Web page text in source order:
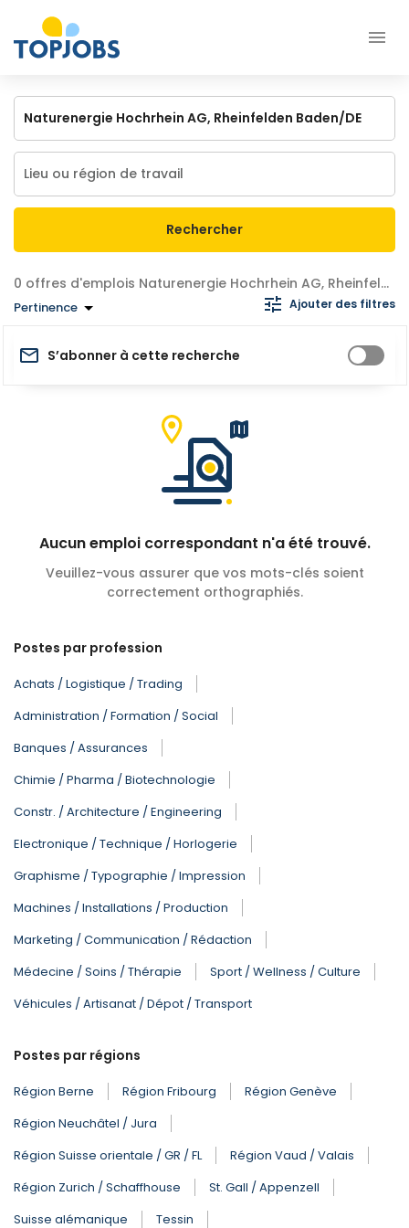
Rechercher
offres d'emplois Naturenergie Hochrhein AG, Rheinfelden Baden/DE
Pertinence Ajouter des filtres
S’abonner à cette recherche
Aucun emploi correspondant n'a été trouvé.
Veuillez-vous assurer que vos mots-clés soient
correctement orthographiés.
Postes par profession
Achats / Logistique / Trading
Administration / Formation / Social
Banques / Assurances
Chimie / Pharma / Biotechnologie
Constr. / Architecture / Engineering
Electronique / Technique / Horlogerie
Graphisme / Typographie / Impression
Machines / Installations / Production
Marketing / Communication / Rédaction
Médecine / Soins / Thérapie
Sport / Wellness / Culture
Véhicules / Artisanat / Dépot / Transport
Postes par régions
Région Berne Région Fribourg
Région Genève
Région Neuchâtel / Jura
Région Suisse orientale / GR / FL
Région Vaud / Valais
Région Zurich / Schaffhouse
St. Gall / Appenzell
Suisse alémanique
Tessin